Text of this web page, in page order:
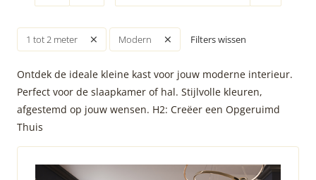
1 tot 2 meter Modern Filters wissen
Ontdek de ideale kleine kast voor jouw moderne interieur.
Perfect voor de slaapkamer of hal. Stijlvolle kleuren,
afgestemd op jouw wensen. H2: Creëer een Opgeruimd
Thuis